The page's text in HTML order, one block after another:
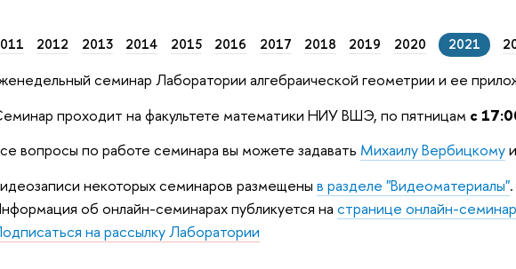
2012 2013 2014 2015 2016 2017 2018 2019 2020 2021
семинар Лаборатории алгебраической геометрии и ее
проходит на факультете математики НИУ ВШЭ, по пятницам с
вопросы по работе семинара вы можете задавать Михаилу Вербицкомуи
некоторых семинаров размещены в разделе "Видеоматериалы".
об онлайн-семинарах публикуется на странице онлайн-
на рассылку Лаборатории